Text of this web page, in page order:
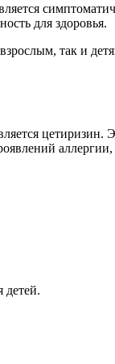
для здоровья.
так и
аллергии,
детей.